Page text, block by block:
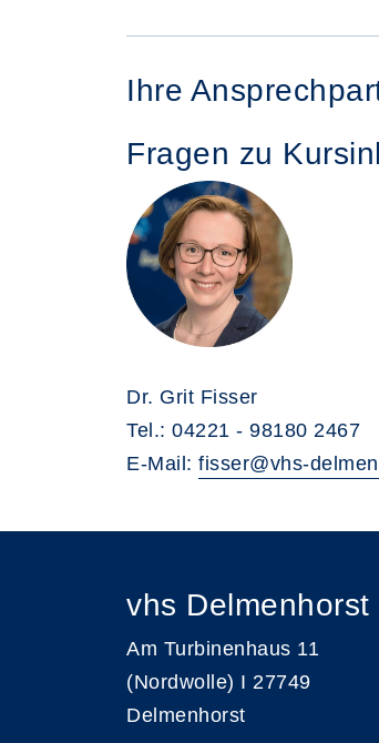
Ihre
Fragen zu
Dr. Grit Fisser
Tel.: 04221 - 98180 2467
E-Mail: fisser@vhs-
vhs Delmenhorst
Am Turbinenhaus 11
(Nordwolle) I 27749
Delmenhorst